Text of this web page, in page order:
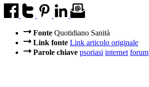
Fonte Quotidiano Sanità
Link fonte Link articolo originale
Parole chiave psoriasi internet forum